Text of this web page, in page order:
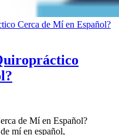
Cerca de Mí en Español?
de Mí en Español?
mí en español,